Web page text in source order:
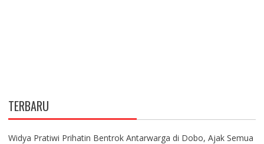
TERBARU
Widya Pratiwi Prihatin Bentrok Antarwarga di Dobo, Ajak Semua